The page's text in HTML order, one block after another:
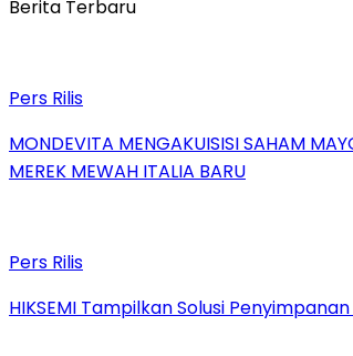
Berita Terbaru
Pers Rilis
MONDEVITA MENGAKUISISI SAHAM
MEREK MEWAH ITALIA BARU
Pers Rilis
HIKSEMI Tampilkan Solusi